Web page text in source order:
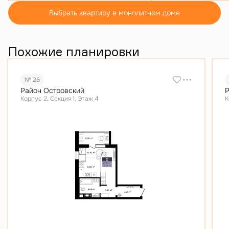
Выбрать квартиру в монолитном доме
Похожие планировки
№ 26
Район Островский
Корпус 2, Секция 1, Этаж 4